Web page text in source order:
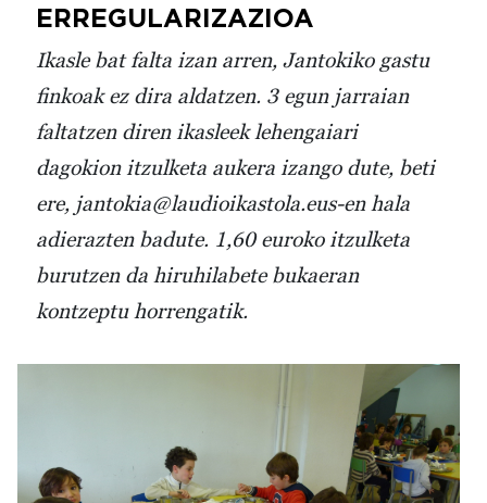
ERREGULARIZAZIOA
Ikasle bat falta izan arren, Jantokiko gastu
finkoak ez dira aldatzen. 3 egun jarraian
faltatzen diren ikasleek lehengaiari
dagokion itzulketa aukera izango dute, beti
ere, jantokia@laudioikastola.eus-en hala
adierazten badute. 1,60 euroko itzulketa
burutzen da hiruhilabete bukaeran
kontzeptu horrengatik.